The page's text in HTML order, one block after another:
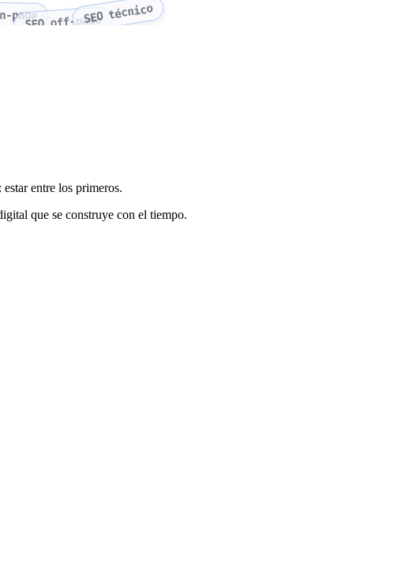
pageSEO off-pageSEO técnico
entre los primeros.
que se construye con el tiempo.